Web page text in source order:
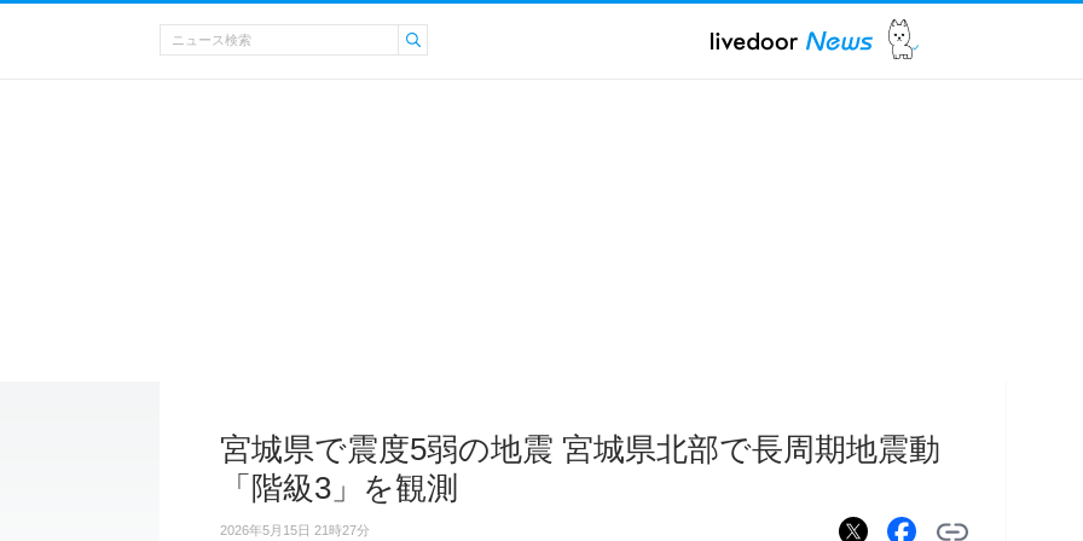
宮城県で震度5弱の地震 宮城県北部で長周期地震動
「階級3」を観測
2026年5月15日 21時27分